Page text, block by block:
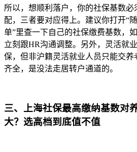
所以，想顺利落户，你的社保基数
配，三者要对应得上。建议你打开“
单”里查一下自己的社保缴费基数，
立刻跟HR沟通调整。另外，灵活就
保，但非沪籍灵活就业人员只能交
齐全，是没法走居转户通道的。
三、上海社保最高缴纳基数对
大？选高档到底值不值